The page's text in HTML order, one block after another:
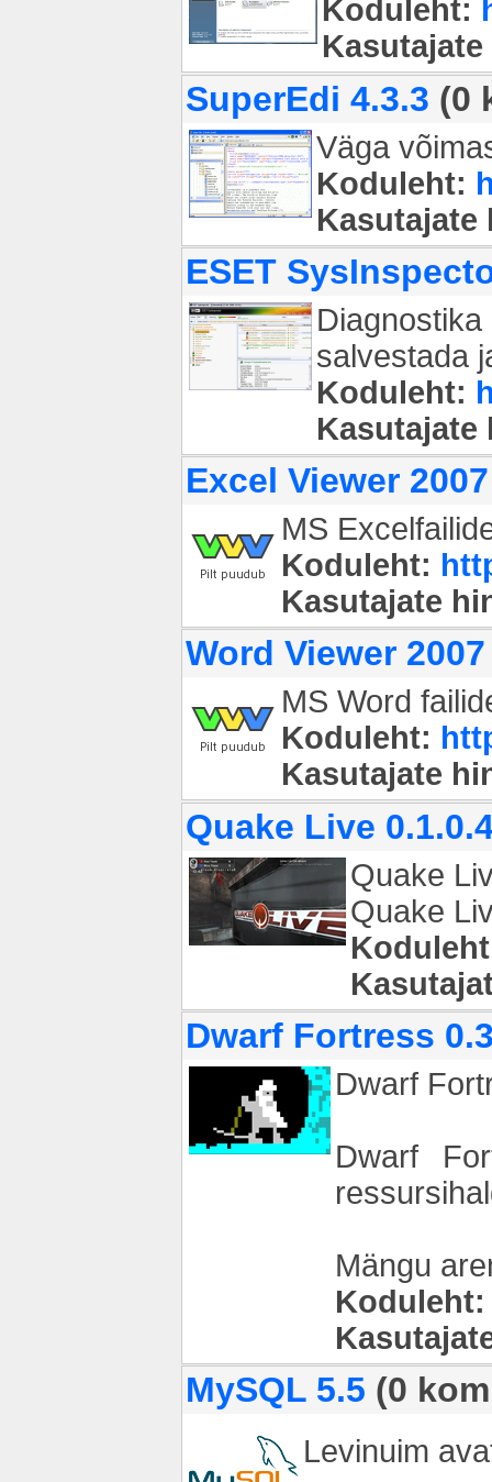
Koduleht:
SuperEdi 4.3.3 (0
Väga
Koduleht:
ESET
salvestada
Koduleht:
Excel Viewer
MS
Koduleht:
Kasutajate
Word Viewer
MS Word
Koduleht:
Kasutajate
Quake Live
Quake
Quake
Dwarf Fortress
Dwarf
Dwarf
Mängu
Koduleht:
MySQL 5.5 (0
Levinuim